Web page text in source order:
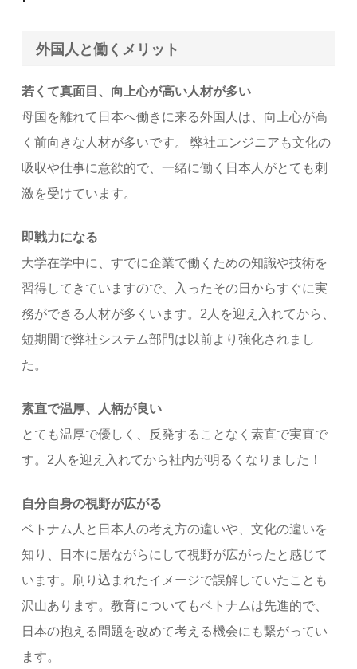
外国人と働くメリット
若くて真面目、向上心が高い人材が多い
母国を離れて日本へ働きに来る外国人は、向上心が高
く前向きな人材が多いです。 弊社エンジニアも文化の
吸収や仕事に意欲的で、一緒に働く日本人がとても刺
激を受けています。
即戦力になる
大学在学中に、すでに企業で働くための知識や技術を
習得してきていますので、入ったその日からすぐに実
務ができる人材が多くいます。2人を迎え入れてから、
短期間で弊社システム部門は以前より強化されまし
た。
素直で温厚、人柄が良い
とても温厚で優しく、反発することなく素直で実直で
す。2人を迎え入れてから社内が明るくなりました！
自分自身の視野が広がる
ベトナム人と日本人の考え方の違いや、文化の違いを
知り、日本に居ながらにして視野が広がったと感じて
います。刷り込まれたイメージで誤解していたことも
沢山あります。教育についてもベトナムは先進的で、
日本の抱える問題を改めて考える機会にも繋がってい
ます。